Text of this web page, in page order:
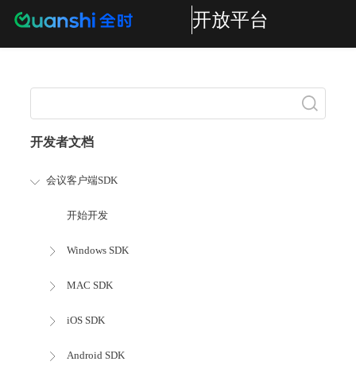
开放平台
开发者文档
会议客户端SDK
开始开发
Windows SDK
MAC SDK
iOS SDK
Android SDK